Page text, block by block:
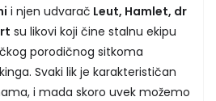
i njen udvarač Leut, Hamlet, dr
su likovi koji čine stalnu ekipu
porodičnog sitkoma
Svaki lik je karakterističan
i mada skoro uvek možemo